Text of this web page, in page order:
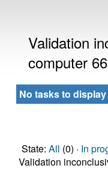
Validation
computer
No tasks to display
State: All (0) · In
Validation